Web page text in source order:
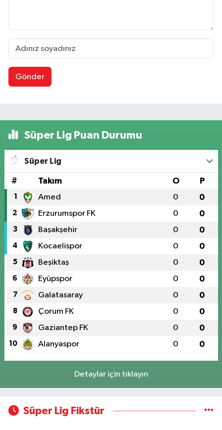
Gönder
Süper Lig Puan Durumu
Süper Lig
# Takım O P
1 Amed 0 0
2 Erzurumspor FK 0 0
3 Başakşehir 0 0
4 Kocaelispor 0 0
5 Beşiktaş 0 0
6 Eyüpspor 0 0
7 Galatasaray 0 0
8 Çorum FK 0 0
9 Gaziantep FK 0 0
10 Alanyaspor 0 0
Detaylar için tıklayın
Süper Lig Fikstür